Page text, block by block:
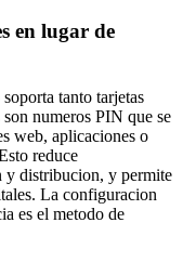
en lugar de
soporta tanto tarjetas
numeros PIN que se
web, aplicaciones o
reduce
y distribucion, y permite
La configuracion
es el metodo de